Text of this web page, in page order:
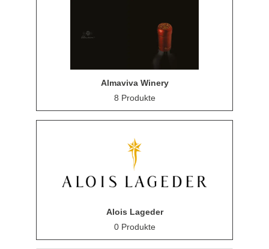
Almaviva Winery
8 Produkte
Alois Lageder
0 Produkte